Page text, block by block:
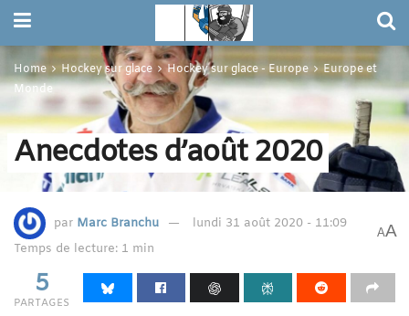
Home Hockey sur glace Hockey sur glace - Europe
Europe et
Monde
Anecdotes d’août 2020
par Marc Branchu
lundi 31 août 2020 - 11:09
Temps de lecture: 1 min
AA
5
PARTAGES